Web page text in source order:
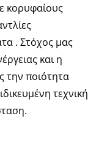
κορυφαίους
. Στόχος μας
και η
την ποιότητα
τεχνική